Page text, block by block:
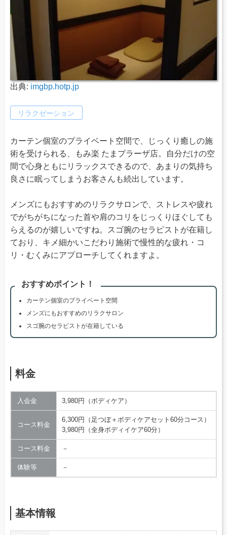
出典: imgbp.hotp.jp
リラクゼーション
カーテン個室のプライベート空間で、じっくり癒しの施
術を受けられる、もみ楽 たまプラーザ店。自分だけの空
間で心身ともにリラックスできるので、あまりの気持ち
良さに眠ってしまうお客さんも続出しています。
メンズにもおすすめのリラクサロンで、ストレスや疲れ
でがちがちになった首や肩のコリをじっくりほぐしても
らえるのが嬉しいですね。スゴ腕のセラピストが在籍し
ており、キメ細かいこだわり施術で慢性的な疲れ・コ
リ・むくみにアプローチしてくれますよ。
おすすめポイント！
カーテン個室のプライベート空間
メンズにもおすすめのリラクサロン
スゴ腕のセラピストが在籍している
料金
入会金 3,980円（ボディケア）
コース料金
6,300円（足つぼ＋ボディケアセット60分コース）
3,980円（全身ボディイケア60分）
コース料金 －
体験等 －
基本情報